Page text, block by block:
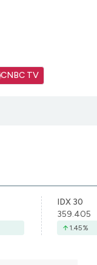
CNBC TV
IDX 30
359.405
1.45%